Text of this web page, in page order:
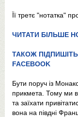
Її третє "нотатка"
ЧИТАТИ БІЛЬШЕ
ТАКОЖ
FACEBOOK
Бути поруч із
прикмета. Тому ми
та заїхати
вона на півдні